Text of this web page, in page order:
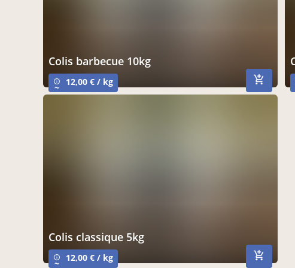
colis barbecue 10kg
info_outline
~ 12,00 € / kg
colis classique 5kg
info_outline
~ 12,00 € / kg